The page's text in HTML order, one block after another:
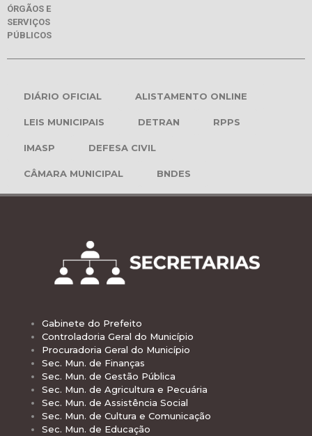
ÓRGÃOS E
SERVIÇOS
PÚBLICOS
DIÁRIO OFICIAL ALISTAMENTO ONLINE
LEIS MUNICIPAIS DETRAN RPPS
IMASP DEFESA CIVIL
CÂMARA MUNICIPAL BNDES
Gabinete do Prefeito
Controladoria Geral do Município
Procuradoria Geral do Município
Sec. Mun. de Finanças
Sec. Mun. de Gestão Pública
Sec. Mun. de Agricultura e Pecuária
Sec. Mun. de Assistência Social
Sec. Mun. de Cultura e Comunicação
Sec. Mun. de Educação